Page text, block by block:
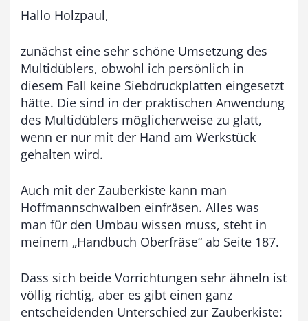
i
s
9
3
,
€
Hallo Holzpaul,
zunächst eine sehr schöne Umsetzung des
Multidüblers, obwohl ich persönlich in
diesem Fall keine Siebdruckplatten eingesetzt
hätte. Die sind in der praktischen Anwendung
des Multidüblers möglicherweise zu glatt,
wenn er nur mit der Hand am Werkstück
gehalten wird.
Auch mit der Zauberkiste kann man
Hoffmannschwalben einfräsen. Alles was
man für den Umbau wissen muss, steht in
meinem „Handbuch Oberfräse“ ab Seite 187.
Dass sich beide Vorrichtungen sehr ähneln ist
völlig richtig, aber es gibt einen ganz
entscheidenden Unterschied zur Zauberkiste: